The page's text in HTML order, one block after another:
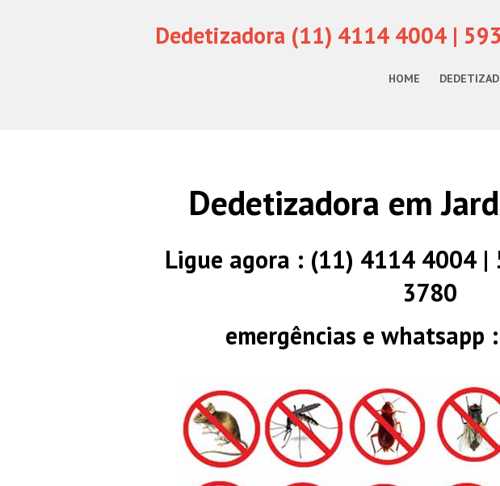
Dedetizadora (11) 4114 4004 |
HOME
Dedetizadora em
Ligue agora : (11) 4114 4004
3780
emergências e whatsapp